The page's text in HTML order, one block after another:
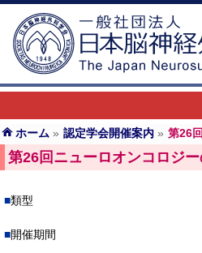
ホーム » 認定学会開催案内 » 第26
第26回ニューロオンコロジ
類型
開催期間